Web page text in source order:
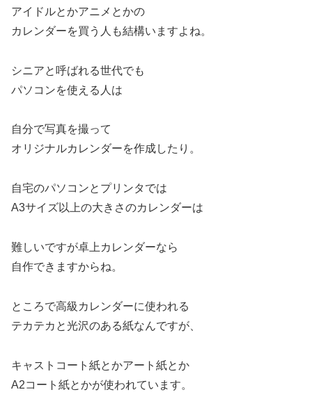
アイドルとかアニメとかの
カレンダーを買う人も結構いますよね。
シニアと呼ばれる世代でも
パソコンを使える人は
自分で写真を撮って
オリジナルカレンダーを作成したり。
自宅のパソコンとプリンタでは
A3サイズ以上の大きさのカレンダーは
難しいですが卓上カレンダーなら
自作できますからね。
ところで高級カレンダーに使われる
テカテカと光沢のある紙なんですが、
キャストコート紙とかアート紙とか
A2コート紙とかが使われています。